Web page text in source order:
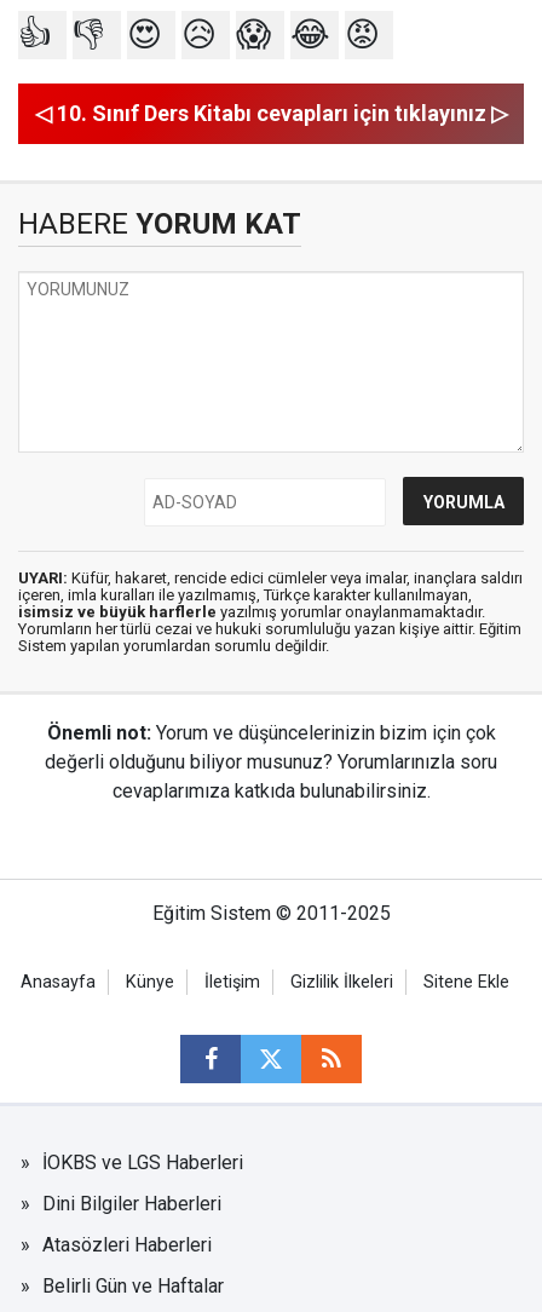
👍 👎 😍 😥 😱 😂 😡
◁ 10. Sınıf Ders Kitabı cevapları için tıklayınız ▷
HABERE YORUM KAT
UYARI: Küfür, hakaret, rencide edici cümleler veya imalar, inançlara saldırı
içeren, imla kuralları ile yazılmamış, Türkçe karakter kullanılmayan,
isimsiz ve büyük harflerle yazılmış yorumlar onaylanmamaktadır.
Yorumların her türlü cezai ve hukuki sorumluluğu yazan kişiye aittir. Eğitim
Sistem yapılan yorumlardan sorumlu değildir.
Önemli not: Yorum ve düşüncelerinizin bizim için çok
değerli olduğunu biliyor musunuz? Yorumlarınızla soru
cevaplarımıza katkıda bulunabilirsiniz.
Eğitim Sistem © 2011-2025
Anasayfa Künye İletişim Gizlilik İlkeleri Sitene Ekle
İOKBS ve LGS Haberleri
Dini Bilgiler Haberleri
Atasözleri Haberleri
Belirli Gün ve Haftalar